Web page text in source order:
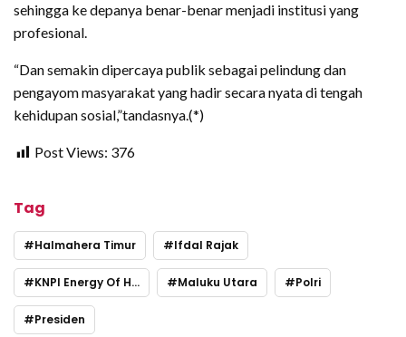
sehingga ke depanya benar-benar menjadi institusi yang
profesional.
“Dan semakin dipercaya publik sebagai pelindung dan
pengayom masyarakat yang hadir secara nyata di tengah
kehidupan sosial,”tandasnya.(*)
Post Views: 376
Tag
Halmahera Timur Ifdal Rajak
KNPI Energy Of Harmoni Maluku Utara Polri
Presiden